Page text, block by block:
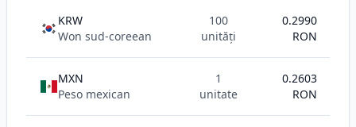
KRW
Won sud-coreean
100
unități
0.2990
RON
MXN
Peso mexican
1
unitate
0.2603
RON